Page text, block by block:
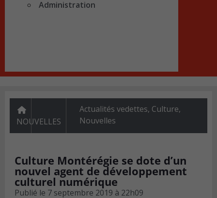
Administration
NOUVELLES
Actualités vedettes, Culture,
Nouvelles
Culture Montérégie se dote d’un
nouvel agent de développement
culturel numérique
Publié le 7 septembre 2019 à 22h09